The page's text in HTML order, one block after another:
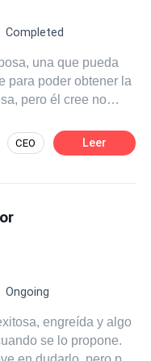
Completed
una que pueda
para poder obtener la
pero él cree no
pies. Ya que no
él cree será la
para él.
CEO Leer
Ongoing
engreída y algo
se lo propone.